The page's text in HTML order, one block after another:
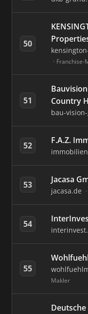
50
Franchise-
51
Country
bau-
52 F.A.Z.
53 Jacasa
jacasa.de
54
55
Makler